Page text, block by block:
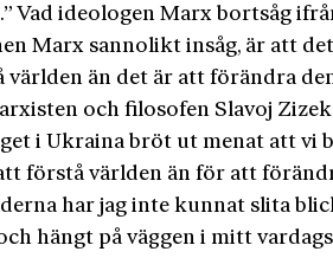
Vad ideologen Marx bortsåg
Marx sannolikt insåg, är att
världen än det är att förändra
och filosofen Slavoj
i Ukraina bröt ut menat att vi
förstå världen än för att
har jag inte kunnat slita
hängt på väggen i mitt